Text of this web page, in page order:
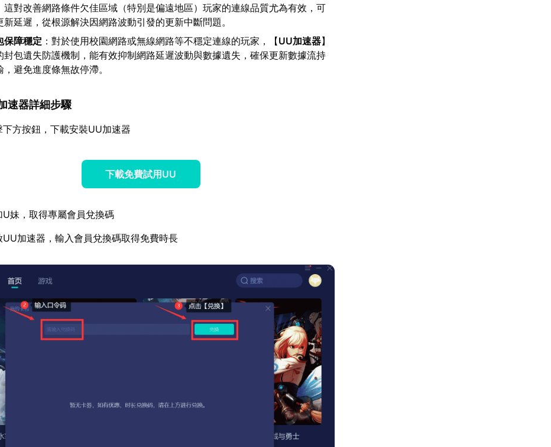
這對改善網路條件欠佳區域（特別是偏遠地區）玩家的連線品質尤為有效，可
新延遲，從根源解決因網路波動引發的更新中斷問題。
保障穩定 ：對於使用校園網路或無線網路等不穩定連線的玩家，【UU加速器】
封包遺失防護機制，能有效抑制網路延遲波動與數據遺失，確保更新數據流持
避免進度條無故停滯。
速器詳細步驟
方按鈕，下載安裝UU加速器
下載免費試用UU
妹，取得專屬會員兌換碼
加速器，輸入會員兌換碼取得免費時長